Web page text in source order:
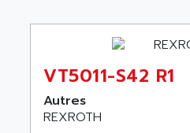
VT5011-S42 R1
Autres
REXROTH